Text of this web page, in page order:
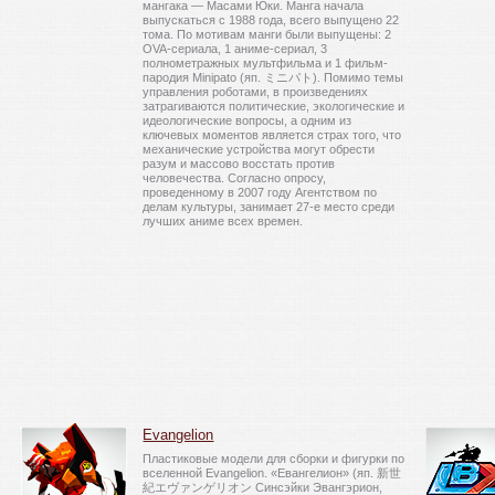
мангака — Масами Юки. Манга начала
выпускаться с 1988 года, всего выпущено 22
тома. По мотивам манги были выпущены: 2
OVA-сериала, 1 аниме-сериал, 3
полнометражных мультфильма и 1 фильм-
пародия Minipato (яп. ミニパト). Помимо темы
управления роботами, в произведениях
затрагиваются политические, экологические и
идеологические вопросы, а одним из
ключевых моментов является страх того, что
механические устройства могут обрести
разум и массово восстать против
человечества. Согласно опросу,
проведенному в 2007 году Агентством по
делам культуры, занимает 27-е место среди
лучших аниме всех времен.
Evangelion
Пластиковые модели для сборки и фигурки по
вселенной Evangelion. «Евангелион» (яп. 新世
紀エヴァンゲリオン Синсэйки Эвангэрион,